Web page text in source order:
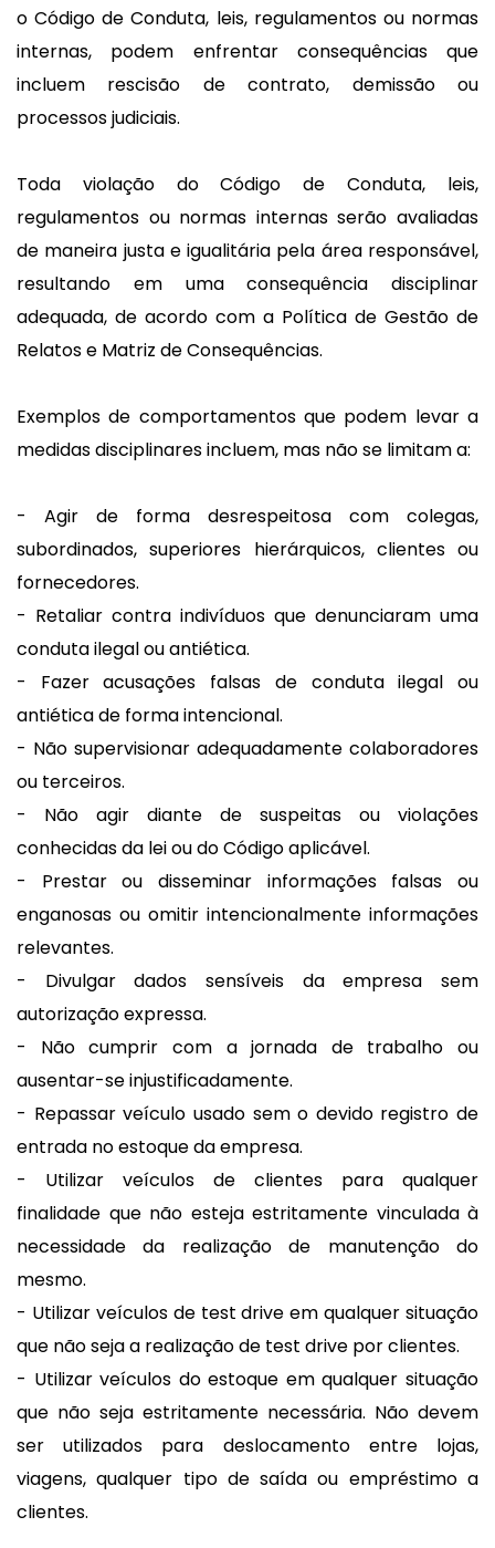
o Código de Conduta, leis, regulamentos ou normas
internas, podem enfrentar consequências que
incluem rescisão de contrato, demissão ou
processos judiciais.
Toda violação do Código de Conduta, leis,
regulamentos ou normas internas serão avaliadas
de maneira justa e igualitária pela área responsável,
resultando em uma consequência disciplinar
adequada, de acordo com a Política de Gestão de
Relatos e Matriz de Consequências.
Exemplos de comportamentos que podem levar a
medidas disciplinares incluem, mas não se limitam a:
- Agir de forma desrespeitosa com colegas,
subordinados, superiores hierárquicos, clientes ou
fornecedores.
- Retaliar contra indivíduos que denunciaram uma
conduta ilegal ou antiética.
- Fazer acusações falsas de conduta ilegal ou
antiética de forma intencional.
- Não supervisionar adequadamente colaboradores
ou terceiros.
- Não agir diante de suspeitas ou violações
conhecidas da lei ou do Código aplicável.
- Prestar ou disseminar informações falsas ou
enganosas ou omitir intencionalmente informações
relevantes.
- Divulgar dados sensíveis da empresa sem
autorização expressa.
- Não cumprir com a jornada de trabalho ou
ausentar-se injustificadamente.
- Repassar veículo usado sem o devido registro de
entrada no estoque da empresa.
- Utilizar veículos de clientes para qualquer
finalidade que não esteja estritamente vinculada à
necessidade da realização de manutenção do
mesmo.
- Utilizar veículos de test drive em qualquer situação
que não seja a realização de test drive por clientes.
- Utilizar veículos do estoque em qualquer situação
que não seja estritamente necessária. Não devem
ser utilizados para deslocamento entre lojas,
viagens, qualquer tipo de saída ou empréstimo a
clientes.